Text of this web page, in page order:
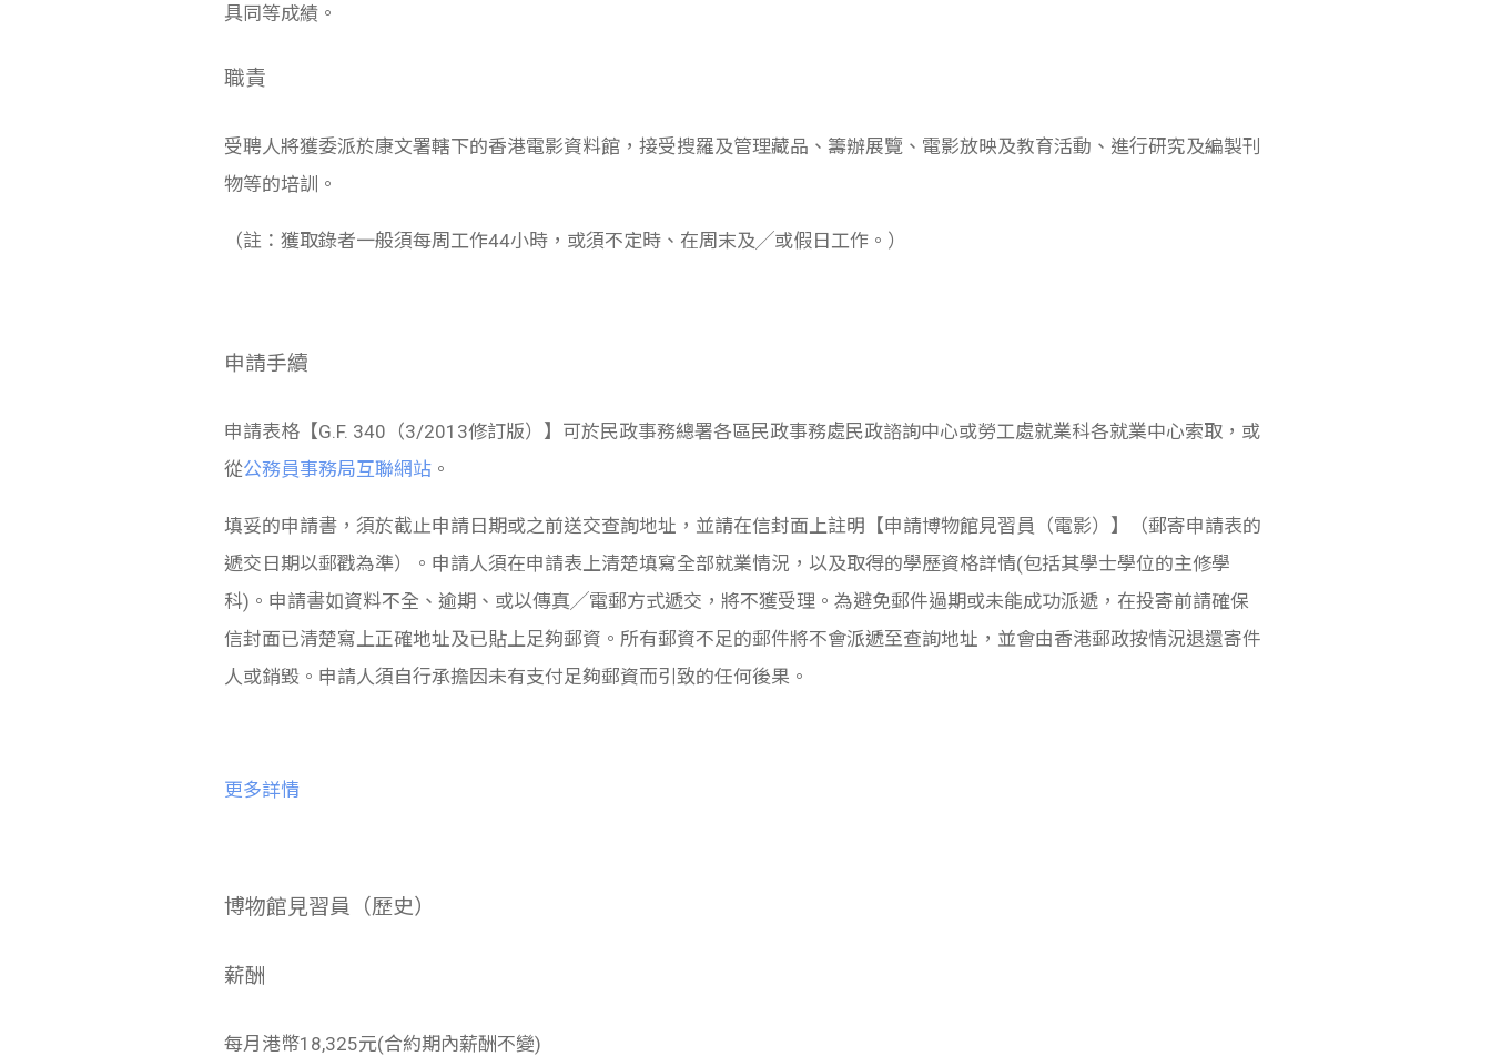
具同等成績。
職責
受聘人將獲委派於康文署轄下的香港電影資料館，接受搜羅及管理藏品、籌辦展覽、電影放映及教育活動、進行研究及編製刊
物等的培訓。
（註：獲取錄者一般須每周工作44小時，或須不定時、在周末及╱或假日工作。）
申請手續
申請表格【G.F. 340（3/2013修訂版）】可於民政事務總署各區民政事務處民政諮詢中心或勞工處就業科各就業中心索取，或
從公務員事務局互聯網站。
填妥的申請書，須於截止申請日期或之前送交查詢地址，並請在信封面上註明【申請博物館見習員（電影）】（郵寄申請表的
遞交日期以郵戳為準）。申請人須在申請表上清楚填寫全部就業情況，以及取得的學歷資格詳情(包括其學士學位的主修學
科)。申請書如資料不全、逾期、或以傳真╱電郵方式遞交，將不獲受理。為避免郵件過期或未能成功派遞，在投寄前請確保
信封面已清楚寫上正確地址及已貼上足夠郵資。所有郵資不足的郵件將不會派遞至查詢地址，並會由香港郵政按情況退還寄件
人或銷毀。申請人須自行承擔因未有支付足夠郵資而引致的任何後果。
更多詳情
博物館見習員（歷史）
薪酬
每月港幣18,325元(合約期內薪酬不變)